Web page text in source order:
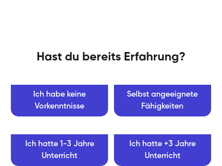
Hast du bereits Erfahrung?
Ich habe keine
Vorkenntnisse
Selbst angeeignete
Fähigkeiten
Ich hatte 1-3 Jahre
Unterricht
Ich hatte +3 Jahre
Unterricht